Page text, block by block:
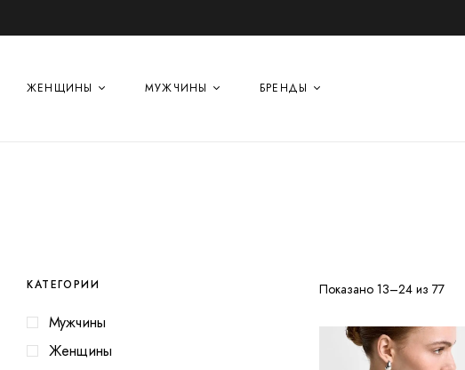
ЖЕНЩИНЫ МУЖЧИНЫ БРЕНДЫ
КАТЕГОРИИ
Мужчины
Женщины
Показано 13–24 из 77